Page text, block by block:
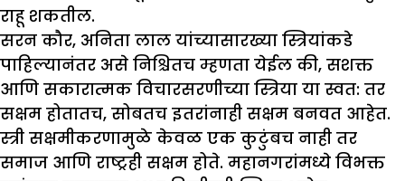
राहू शकतील.
सरन कौर, अनिता लाल यांच्यासारख्या स्त्रियांकडे
पाहिल्यानंतर असे निश्चितच म्हणता येईल की, सशक्त
आणि सकारात्मक विचारसरणीच्या स्त्रिया या स्वत: तर
सक्षम होतातच, सोबतच इतरांनाही सक्षम बनवत आहेत.
स्त्री सक्षमीकरणामुळे केवळ एक कुटुंबच नाही तर
समाज आणि राष्ट्रही सक्षम होते. महानगरांमध्ये विभक्त